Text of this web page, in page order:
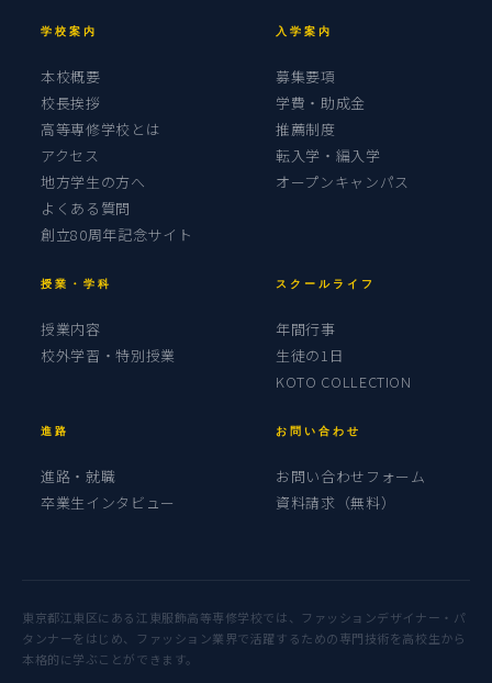
学校案内
本校概要
校長挨拶
高等専修学校とは
アクセス
地方学生の方へ
よくある質問
創立80周年記念サイト
入学案内
募集要項
学費・助成金
推薦制度
転入学・編入学
オープンキャンパス
授業・学科
授業内容
校外学習・特別授業
スクールライフ
年間行事
生徒の1日
KOTO COLLECTION
進路
進路・就職
卒業生インタビュー
お問い合わせ
お問い合わせフォーム
資料請求（無料）
東京都江東区にある江東服飾高等専修学校では、ファッションデザイナー・パ
タンナーをはじめ、ファッション業界で活躍するための専門技術を高校生から
本格的に学ぶことができます。